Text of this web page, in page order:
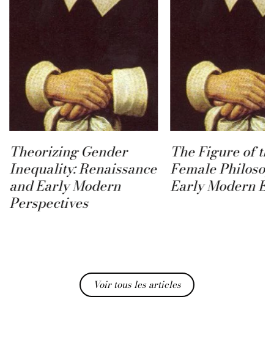
Theorizing Gender
Inequality: Renaissance
and Early Modern
Perspectives
The Figure of
Female
Early Modern
Voir tous les articles